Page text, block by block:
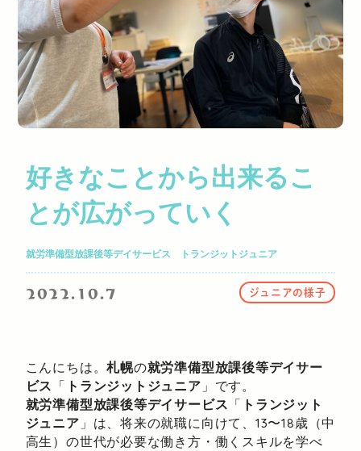
好きなことから出来るこ
とが広がっていく
就労準備型放課後等デイサービス トランジットジュニア
2022.10.7 ジュニアの様子
こんにちは。札幌の就労準備型放課後等デイサー
ビス 「 トランジットジュニア 」です。
就労準備型放課後等デイサービス 「 トランジット
ジュニア 」は、将来の就職に向けて、13〜18歳（中
高生）の世代が必要な働き方・働くスキルを学べ